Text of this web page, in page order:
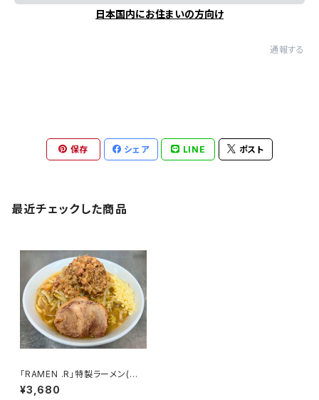
日本国内にお住まいの方向け
通報する
保存 シェア LINE ポスト
最近チェックした商品
「RAMEN .R」特製ラーメン(冷
凍3食セット)
¥3,680